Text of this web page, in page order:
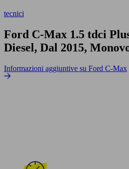
tecnici
Ford C-Max 1.5 tdci
Diesel, Dal 2015,
Informazioni aggiuntive su Ford C-Max